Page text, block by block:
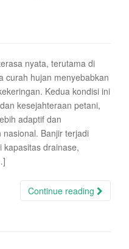
nyata, terutama di
curah hujan menyebabkan
Kedua kondisi ini
kesejahteraan petani,
adaptif dan
Banjir terjadi
kapasitas drainase,
Continue reading